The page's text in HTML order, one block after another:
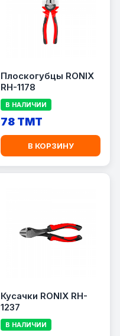
Плоскогубцы RONIX
RH-1178
В НАЛИЧИИ
78 TMT
В КОРЗИНУ
Кусачки RONIX RH-
1237
В НАЛИЧИИ